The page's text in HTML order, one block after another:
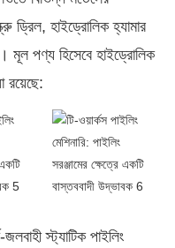
ড্রিল, হাইড্রোলিক হ্যামার
মূল পণ্য হিসেবে হাইড্রোলিক
রয়েছে:
স্ট্যাটিক পাইলিং